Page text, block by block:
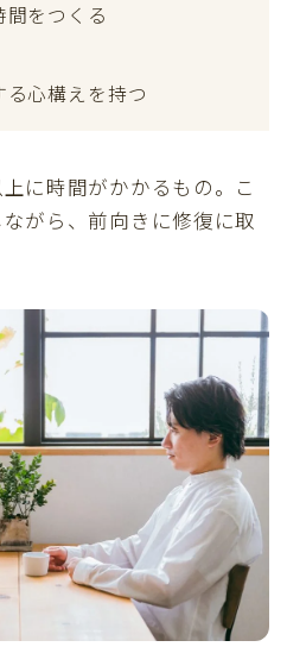
をつくる
心構えを持つ
に時間がかかるもの。こ
がら、前向きに修復に取